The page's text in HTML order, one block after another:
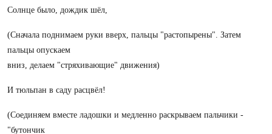
Солнце было, дождик шёл,
(Сначала поднимаем руки вверх, пальцы "растопырены". Затем
пальцы опускаем
вниз, делаем "стряхивающие" движения)
И тюльпан в саду расцвёл!
(Соединяем вместе ладошки и медленно раскрываем пальчики -
"бутончик